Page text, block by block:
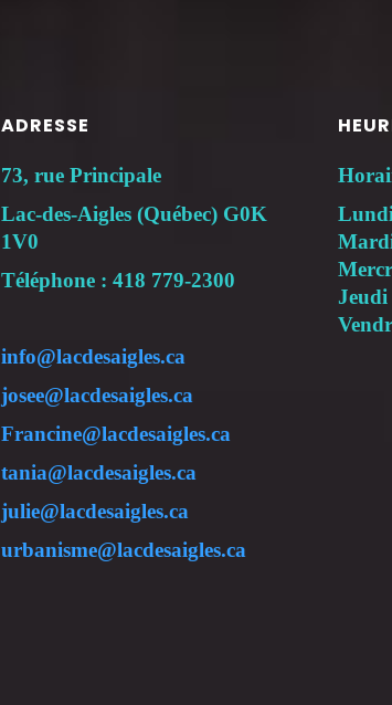
ADRESSE
73, rue Principale
Lac-des-Aigles (Québec) G0K
1V0
Téléphone : 418 779-2300
info@lacdesaigles.ca
josee@lacdesaigles.ca
Francine@lacdesaigles.ca
tania@lacdesaigles.ca
julie@lacdesaigles.ca
urbanisme@lacdesaigles.ca